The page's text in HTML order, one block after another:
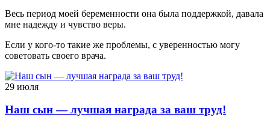
Весь период моей беременности она была поддержкой, давала
мне надежду и чувство веры.
Если у кого-то такие же проблемы, с уверенностью могу
советовать своего врача.
29 июля
Наш сын — лучшая награда за ваш труд!